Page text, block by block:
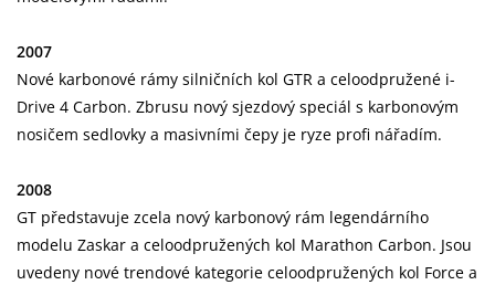
2007
Nové karbonové rámy silničních kol GTR a celoodpružené i-
Drive 4 Carbon. Zbrusu nový sjezdový speciál s karbonovým
nosičem sedlovky a masivními čepy je ryze profi nářadím.
2008
GT představuje zcela nový karbonový rám legendárního
modelu Zaskar a celoodpružených kol Marathon Carbon. Jsou
uvedeny nové trendové kategorie celoodpružených kol Force a